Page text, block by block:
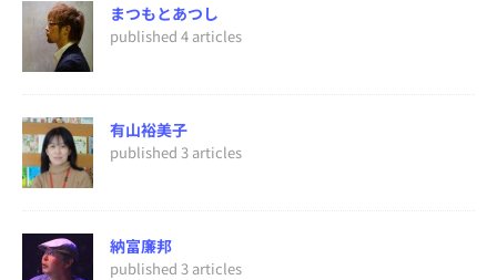
まつもとあつし
published 4 articles
有山裕美子
published 3 articles
納富廉邦
published 3 articles